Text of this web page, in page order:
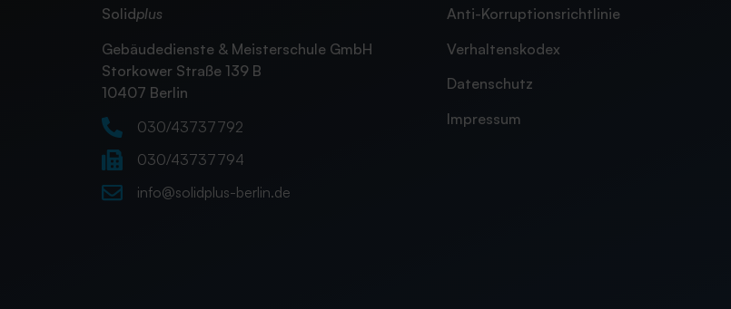
Solidplus
Gebäudedienste & Meisterschule GmbH
Storkower Straße 139 B
10407 Berlin
030/43737792
030/43737794
info@solidplus-berlin.de
Anti-Korruptionsrichtlinie
Verhaltenskodex
Datenschutz
Impressum